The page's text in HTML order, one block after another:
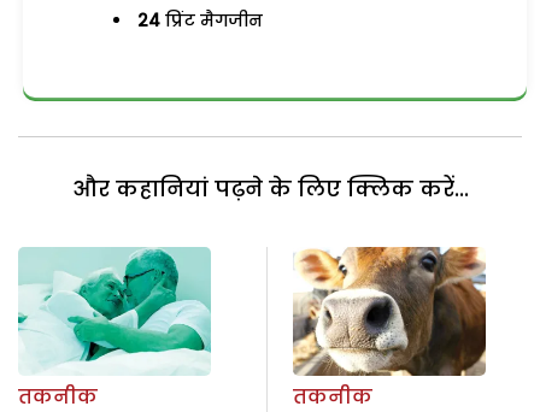
24 प्रिंट मैगजीन
और कहानियां पढ़ने के लिए क्लिक करें...
तकनीक
तकनीक